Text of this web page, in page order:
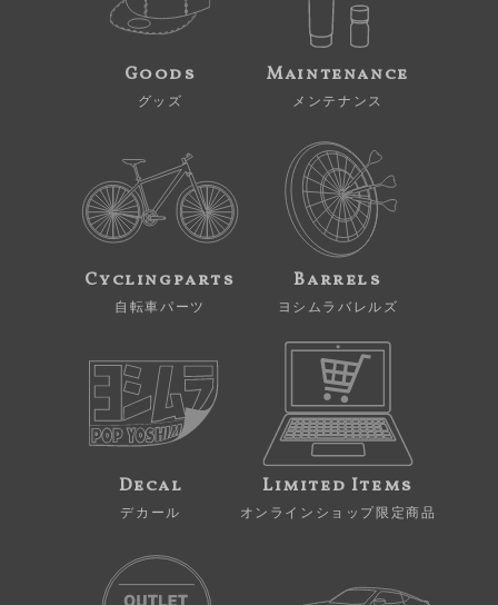
Goods
グッズ
Maintenance
メンテナンス
Cyclingparts
自転車パーツ
Barrels
ヨシムラバレルズ
Decal
デカール
Limited Items
オンラインショップ限定商品